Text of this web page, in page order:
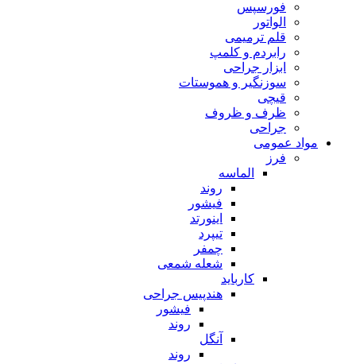
فورسپس
الواتور
قلم ترمیمی
رابردم و کلمپ
ابزار جراحی
سوزنگیر و هموستات
قیچی
ظرف و ظروف
جراحی
مواد عمومی
فرز
الماسه
روند
فیشور
اینورتد
تیپرد
چمفر
شعله شمعی
کارباید
هندپیس جراحی
فیشور
روند
آنگل
روند